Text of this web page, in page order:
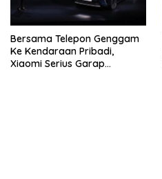
Bersama Telepon Genggam
Ke Kendaraan Pribadi,
Xiaomi Serius Garap